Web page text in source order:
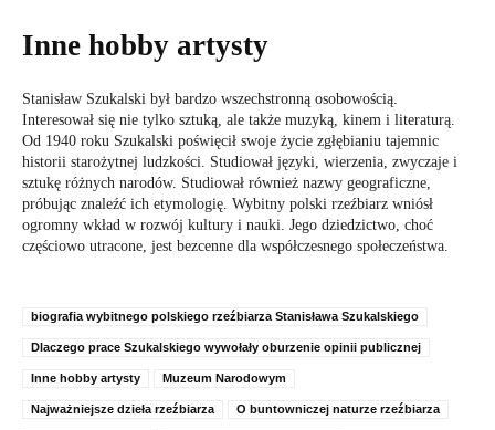
Inne hobby artysty
Stanisław Szukalski był bardzo wszechstronną osobowością.
Interesował się nie tylko sztuką, ale także muzyką, kinem i literaturą.
Od 1940 roku Szukalski poświęcił swoje życie zgłębianiu tajemnic
historii starożytnej ludzkości. Studiował języki, wierzenia, zwyczaje i
sztukę różnych narodów. Studiował również nazwy geograficzne,
próbując znaleźć ich etymologię. Wybitny polski rzeźbiarz wniósł
ogromny wkład w rozwój kultury i nauki. Jego dziedzictwo, choć
częściowo utracone, jest bezcenne dla współczesnego społeczeństwa.
biografia wybitnego polskiego rzeźbiarza Stanisława Szukalskiego
Dlaczego prace Szukalskiego wywołały oburzenie opinii publicznej
Inne hobby artysty Muzeum Narodowym
Najważniejsze dzieła rzeźbiarza O buntowniczej naturze rzeźbiarza